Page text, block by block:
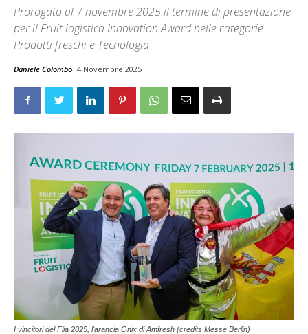
Prorogato al 7 novembre 2025 il termine di presentazione
per il Fruit logistica Innovation Award nelle categorie
Prodotti freschi e Tecnologia
Daniele Colombo 4 Novembre 2025
I vincitori del Flia 2025, l'arancia Onix di Amfresh (credits Messe Berlin)